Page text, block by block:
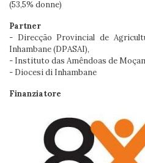
(53,5% donne)
Partner
- Direcção Provincial de
Inhambane (DPASAI),
- Instituto das Amêndoas de
- Diocesi di Inhambane
Finanziatore